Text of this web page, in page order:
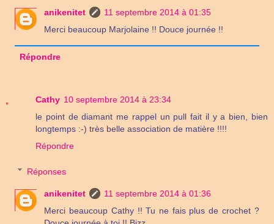
anikenitet
11 septembre 2014 à 01:35
Merci beaucoup Marjolaine !! Douce journée !!
Répondre
Cathy 10 septembre 2014 à 23:34
le point de diamant me rappel un pull fait il y a bien, bien
longtemps :-) très belle association de matière !!!!
Répondre
Réponses
anikenitet
11 septembre 2014 à 01:36
Merci beaucoup Cathy !! Tu ne fais plus de crochet ?